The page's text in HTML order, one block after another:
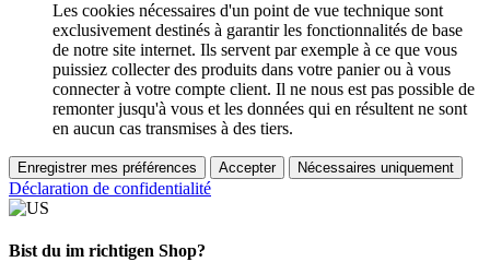
Les cookies nécessaires d'un point de vue technique sont
exclusivement destinés à garantir les fonctionnalités de base
de notre site internet. Ils servent par exemple à ce que vous
puissiez collecter des produits dans votre panier ou à vous
connecter à votre compte client. Il ne nous est pas possible de
remonter jusqu'à vous et les données qui en résultent ne sont
en aucun cas transmises à des tiers.
Enregistrer mes préférences Accepter Nécessaires uniquement
Déclaration de confidentialité
Bist du im richtigen Shop?